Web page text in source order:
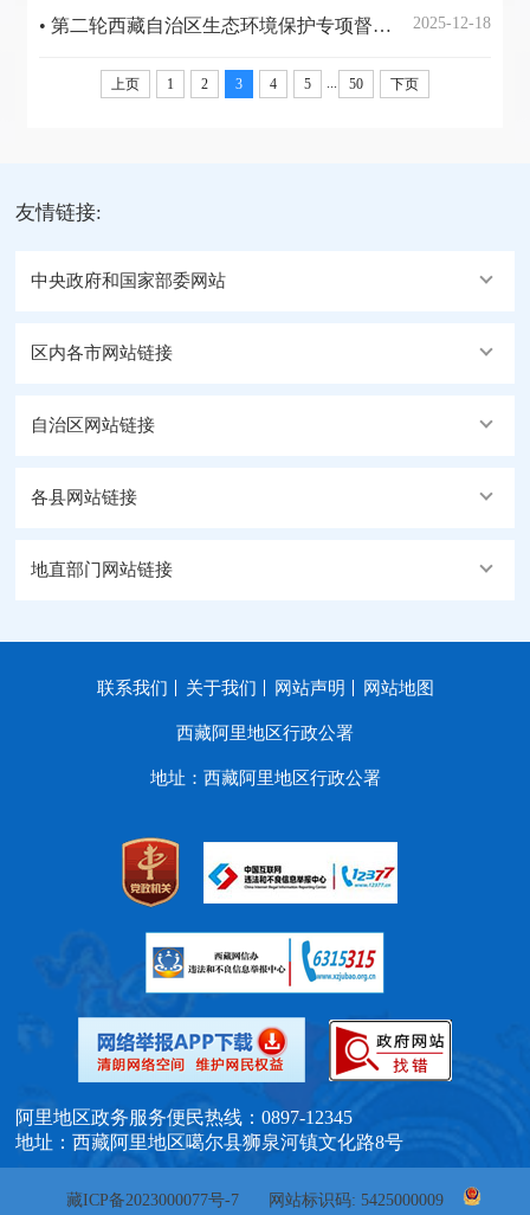
2025-12-18
• 第二轮西藏自治区生态环境保护专项督察报告 反馈意见（4-1-5）整改措施 完成情况公示表
上页 1 2 3 4 5 ... 50 下页
友情链接:
中央政府和国家部委网站
区内各市网站链接
自治区网站链接
各县网站链接
地直部门网站链接
联系我们 关于我们 网站声明 网站地图
西藏阿里地区行政公署
地址：西藏阿里地区行政公署
阿里地区政务服务便民热线：0897-12345
地址：西藏阿里地区噶尔县狮泉河镇文化路8号
藏ICP备2023000077号-7 网站标识码: 5425000009